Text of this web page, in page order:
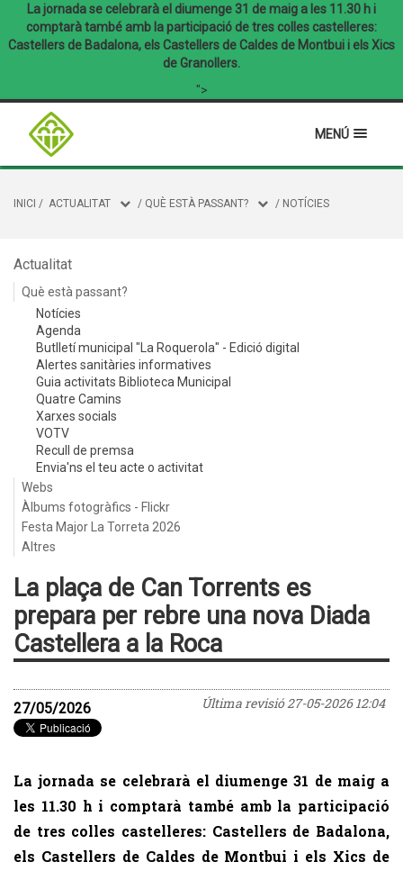
La jornada se celebrarà el diumenge 31 de maig a les 11.30 h i
comptarà també amb la participació de tres colles castelleres:
Castellers de Badalona, els Castellers de Caldes de Montbui i els Xics
de Granollers.
">
MENÚ
INICI / ACTUALITAT / QUÈ ESTÀ PASSANT? / NOTÍCIES
Actualitat
Què està passant?
Notícies
Agenda
Butlletí municipal "La Roquerola" - Edició digital
Alertes sanitàries informatives
Guia activitats Biblioteca Municipal
Quatre Camins
Xarxes socials
VOTV
Recull de premsa
Envia'ns el teu acte o activitat
Webs
Àlbums fotogràfics - Flickr
Festa Major La Torreta 2026
Altres
La plaça de Can Torrents es
prepara per rebre una nova Diada
Castellera a la Roca
Última revisió27-05-2026 12:04
27/05/2026
La jornada se celebrarà el diumenge 31 de maig a
les 11.30 h i comptarà també amb la participació
de tres colles castelleres: Castellers de Badalona,
els Castellers de Caldes de Montbui i els Xics de